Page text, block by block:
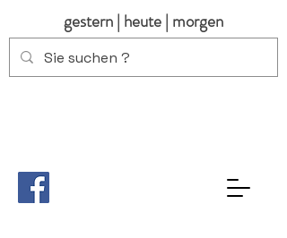
gestern | heute | morgen